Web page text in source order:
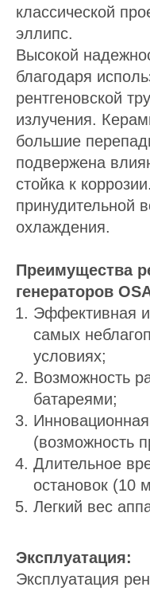
классической
эллипс.
Высокой
благодаря
рентгеновской
излучения.
большие
подвержена
стойка к
принудительной
охлаждения.
Преимущества
генераторов
Эффективная и
самых
условиях;
Возможность
батареями;
(возможность
Длительное
остановок (10
Легкий вес
Эксплуатация:
Эксплуатация